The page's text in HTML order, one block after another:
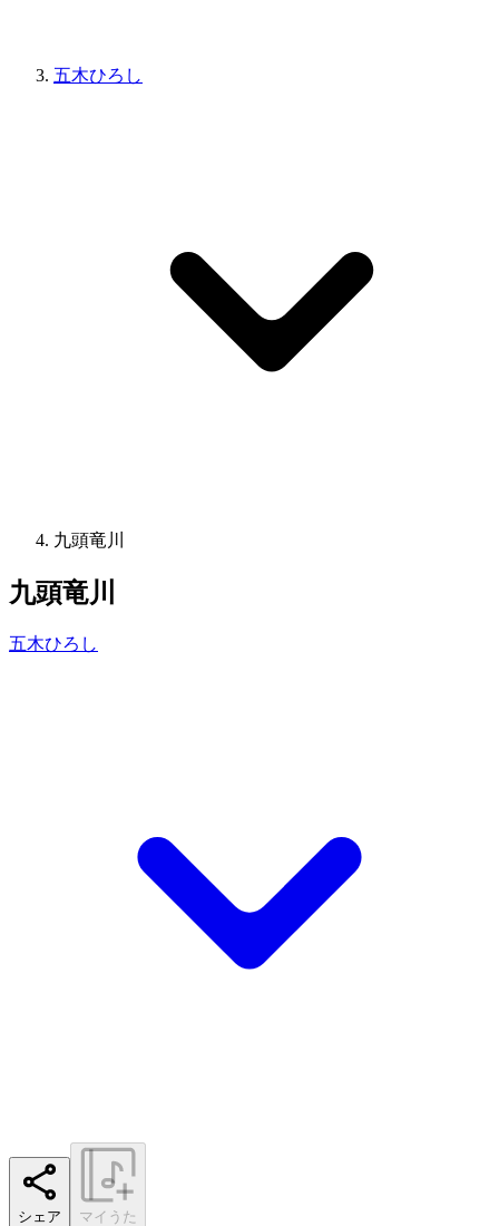
五木ひろし
九頭竜川
九頭竜川
五木ひろし
シェア マイうた